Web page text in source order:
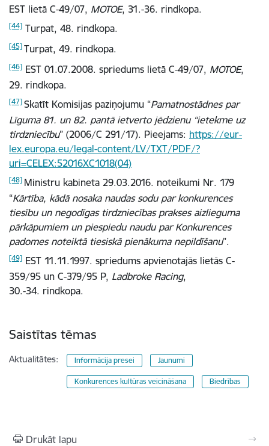
EST lietā C-49/07, MOTOE, 31.-36. rindkopa.
[44] Turpat, 48. rindkopa.
[45] Turpat, 49. rindkopa.
[46] EST 01.07.2008. spriedums lietā C-49/07, MOTOE,
29. rindkopa.
[47] Skatīt Komisijas paziņojumu “Pamatnostādnes par
Līguma 81. un 82. pantā ietverto jēdzienu “ietekme uz
tirdzniecību” (2006/C 291/17). Pieejams: https://eur-
lex.europa.eu/legal-content/LV/TXT/PDF/?
uri=CELEX:52016XC1018(04)
[48] Ministru kabineta 29.03.2016. noteikumi Nr. 179
“Kārtība, kādā nosaka naudas sodu par konkurences
tiesību un negodīgas tirdzniecības prakses aizlieguma
pārkāpumiem un piespiedu naudu par Konkurences
padomes noteiktā tiesiskā pienākuma nepildīšanu”.
[49] EST 11.11.1997. spriedums apvienotajās lietās C-
359/95 un C-379/95 P, Ladbroke Racing,
30.-34. rindkopa.
Saistītas tēmas
Aktualitātes: Informācija presei Jaunumi
Konkurences kultūras veicināšana Biedrības
Drukāt lapu